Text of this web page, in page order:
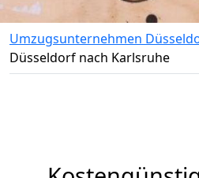
Umzugsunternehmen
Düsseldorf nach Karlsruhe